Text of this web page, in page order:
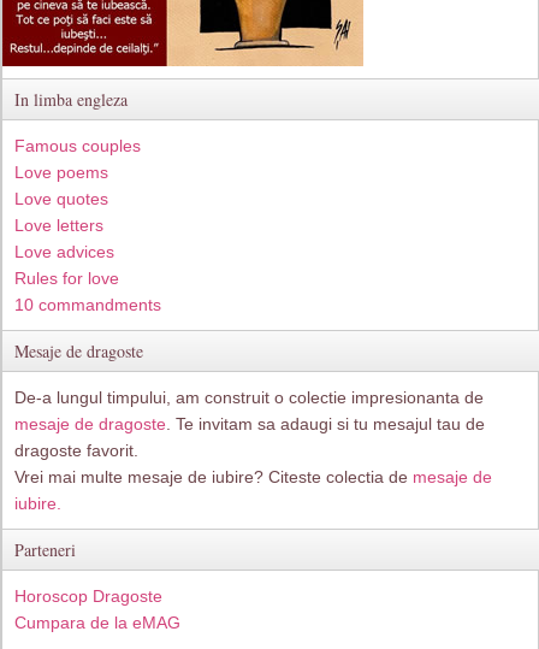
In limba engleza
Famous couples
Love poems
Love quotes
Love letters
Love advices
Rules for love
10 commandments
Mesaje de dragoste
De-a lungul timpului, am construit o colectie impresionanta de
mesaje de dragoste . Te invitam sa adaugi si tu mesajul tau de
dragoste favorit.
Vrei mai multe mesaje de iubire? Citeste colectia de mesaje de
iubire.
Parteneri
Horoscop Dragoste
Cumpara de la eMAG